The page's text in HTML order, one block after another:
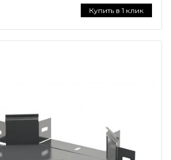
Купить в 1 клик